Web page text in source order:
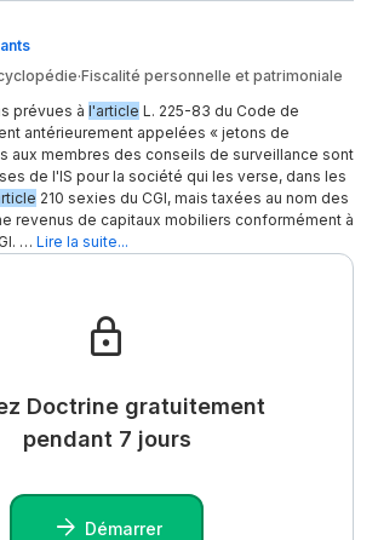
·Fiscalité personnelle et patrimoniale
prévues à l'article L. 225-83 du Code de
antérieurement appelées « jetons de
aux membres des conseils de surveillance sont
de l'IS pour la société qui les verse, dans les
210 sexies du CGI, mais taxées au nom des
revenus de capitaux mobiliers conformément à
… Lire la suite...
Doctrine gratuitement
pendant 7 jours
Démarrer